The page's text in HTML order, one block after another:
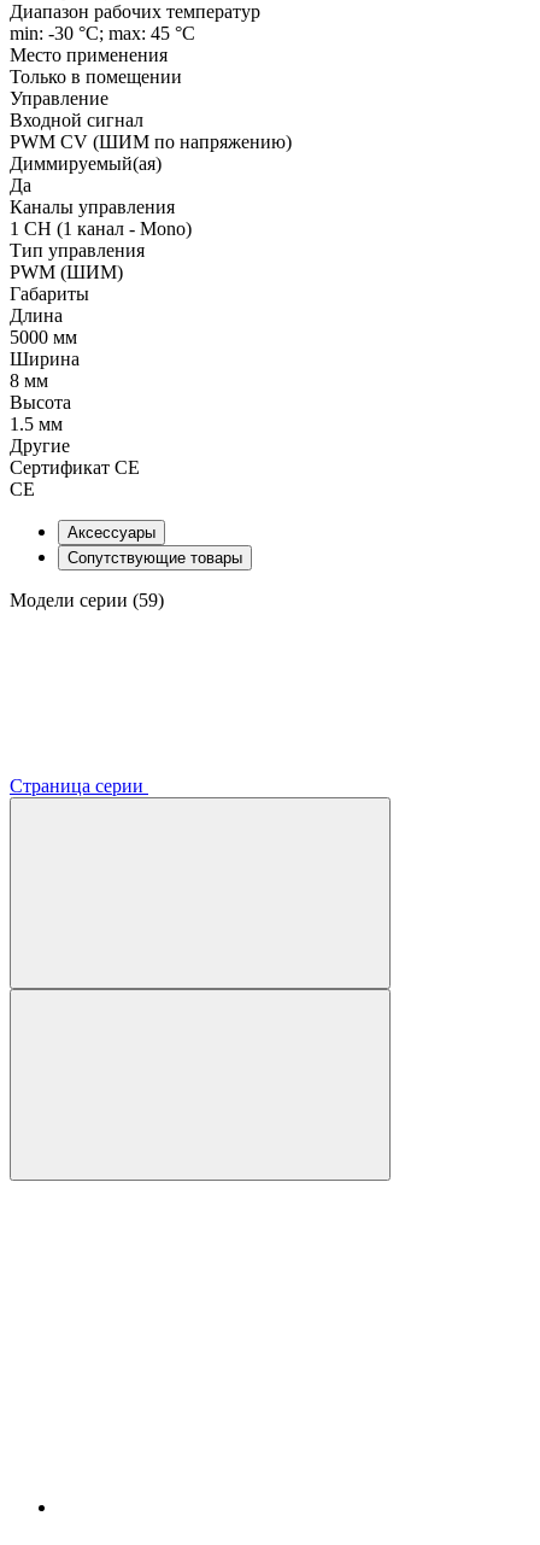
Диапазон рабочих температур
min: -30 °C; max: 45 °C
Место применения
Только в помещении
Управление
Входной сигнал
PWM СV (ШИМ по напряжению)
Диммируемый(ая)
Да
Каналы управления
1 CH (1 канал - Mono)
Тип управления
PWM (ШИМ)
Габариты
Длина
5000 мм
Ширина
8 мм
Высота
1.5 мм
Другие
Сертификат CE
CE
Аксессуары
Сопутствующие товары
Модели серии (59)
Страница серии